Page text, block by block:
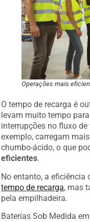
Operações mais
O tempo de recarga é
levam muito tempo
interrupções no fluxo
exemplo, carregam
chumbo-ácido, o que
eficientes
No entanto, a eficiência
tempo de recarga
, mas
pela empilhadeira.
Baterias Sob Medida